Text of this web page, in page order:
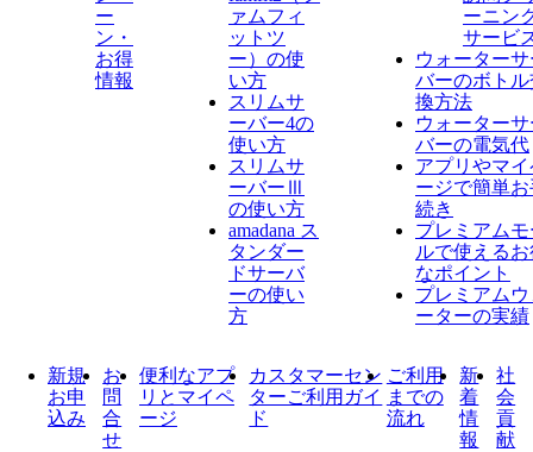
ー
ン・
お得
情報
ァムフィ
ットツ
ー）の使
い方
スリムサ
ーバー4の
使い方
スリムサ
ーバーⅢ
の使い方
amadana ス
タンダー
ドサーバ
ーの使い
方
ーニン
サービ
ウォーター
バーのボトル
換方法
ウォーター
バーの電気代
アプリやマイ
ージで簡単お
続き
プレミアムモ
ルで使えるお
なポイント
プレミアムウ
ーターの実績
新規
お申
込み
お
問
合
せ
便利なアプ
リとマイペ
ージ
カスタマーセン
ターご利用ガイ
ド
ご利用
までの
流れ
新
着
情
報
社
会
貢
献